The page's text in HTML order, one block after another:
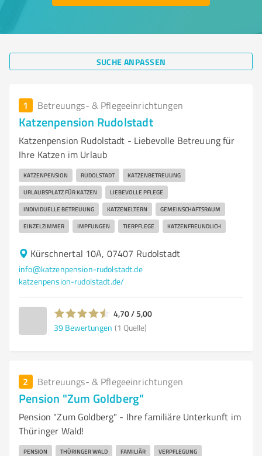
SUCHE ANPASSEN
1 Betreuungs- & Pflegeeinrichtungen
Katzenpension Rudolstadt
Katzenpension Rudolstadt - Liebevolle Betreuung für
Ihre Katzen im Urlaub
KATZENPENSION RUDOLSTADT KATZENBETREUUNG
URLAUBSPLATZ FÜR KATZEN LIEBEVOLLE PFLEGE
INDIVIDUELLE BETREUUNG KATZENELTERN GEMEINSCHAFTSRAUM
EINZELZIMMER IMPFUNGEN TIERPFLEGE KATZENFREUNDLICH
Kürschnertal 10A, 07407 Rudolstadt
info@katzenpension-rudolstadt.de
katzenpension-rudolstadt.de/
4,70 / 5,00
39 Bewertungen (1 Quelle)
2 Betreuungs- & Pflegeeinrichtungen
Pension "Zum Goldberg"
Pension "Zum Goldberg" - Ihre familiäre Unterkunft im
Thüringer Wald!
PENSION THÜRINGER WALD FAMILIÄR VERPFLEGUNG